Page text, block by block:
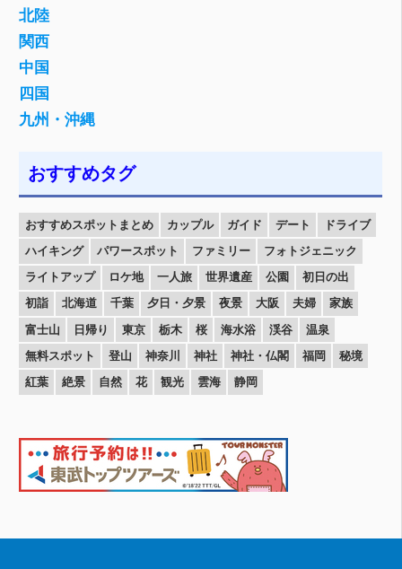
北陸
関西
中国
四国
九州・沖縄
おすすめタグ
おすすめスポットまとめ カップル ガイド デート
ドライブ
ハイキング
パワースポット ファミリー
フォトジェニック
ライトアップ
ロケ地 一人旅 世界遺産 公園
初日の出
初詣
北海道 千葉 夕日・夕景 夜景 大阪 夫婦
家族
富士山
日帰り 東京 栃木 桜 海水浴 渓谷
温泉
無料スポット
登山 神奈川 神社 神社・仏閣 福岡
秘境
紅葉
絶景 自然 花 観光 雲海 静岡